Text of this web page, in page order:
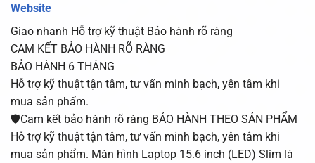
Website
Giao nhanh Hỗ trợ kỹ thuật Bảo hành rõ ràng
CAM KẾT BẢO HÀNH RÕ RÀNG
BẢO HÀNH 6 THÁNG
Hỗ trợ kỹ thuật tận tâm, tư vấn minh bạch, yên tâm khi
mua sản phẩm.
🛡️Cam kết bảo hành rõ ràng BẢO HÀNH THEO SẢN PHẨM
Hỗ trợ kỹ thuật tận tâm, tư vấn minh bạch, yên tâm khi
mua sản phẩm. Màn hình Laptop 15.6 inch (LED) Slim là